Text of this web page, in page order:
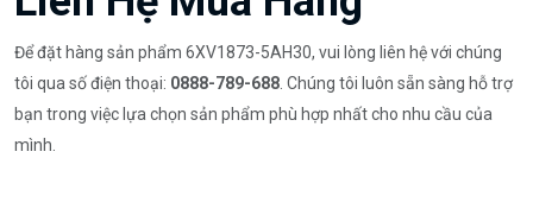
Để đặt hàng sản phẩm 6XV1873-5AH30, vui lòng liên hệ với chúng
tôi qua số điện thoại: 0888-789-688 . Chúng tôi luôn sẵn sàng hỗ trợ
bạn trong việc lựa chọn sản phẩm phù hợp nhất cho nhu cầu của
mình.